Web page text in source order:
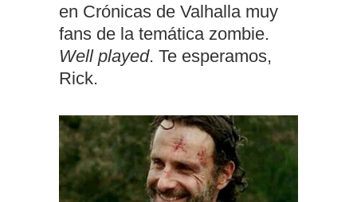
en Crónicas de Valhalla muy
fans de la temática zombie.
Well played. Te esperamos,
Rick.